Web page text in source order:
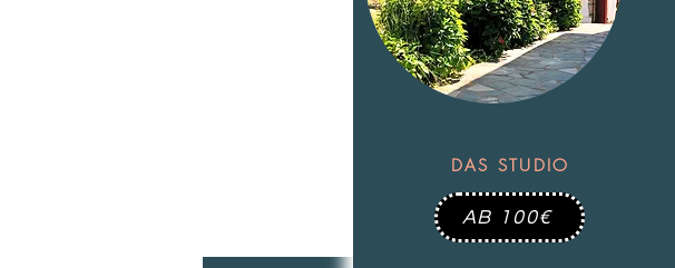
DAS STUDIO
AB 100€